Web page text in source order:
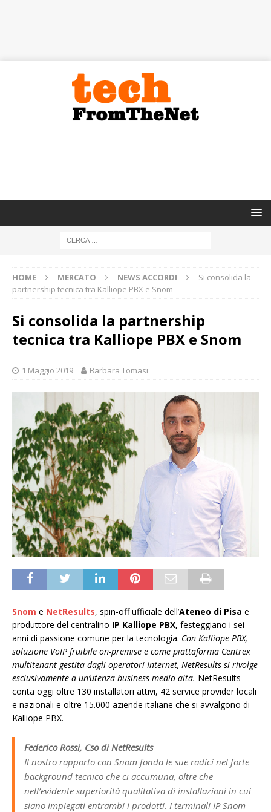
HOME MERCATO NEWS ACCORDI
Si consolida la
partnership tecnica tra Kalliope PBX e Snom
Si consolida la partnership
tecnica tra Kalliope PBX e Snom
1 Maggio 2019 Barbara Tomasi
Snom e NetResults, spin-off ufficiale dell’Ateneo di Pisa e
produttore del centralino IP Kalliope PBX, festeggiano i sei
anni di passione comune per la tecnologia. Con Kalliope PBX,
soluzione VoIP fruibile on-premise e come piattaforma Centrex
multitenant gestita dagli operatori Internet, NetResults si rivolge
esclusivamente a un’utenza business medio-alta. NetResults
conta oggi oltre 130 installatori attivi, 42 service provider locali
e nazionali e oltre 15.000 aziende italiane che si avvalgono di
Kalliope PBX.
Federico Rossi, Cso di NetResults
Il nostro rapporto con Snom fonda le sue radici nel forte
background tecnico che ci accumuna, oltre che
nell’evidente superiorità qualitativa di installazioni in cui
siano impiegati entrambi i prodotti. I terminali IP Snom